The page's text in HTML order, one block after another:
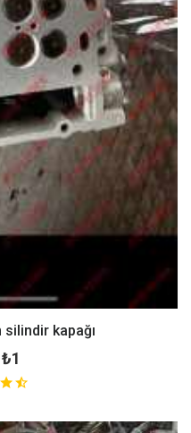
kapağı
₺1